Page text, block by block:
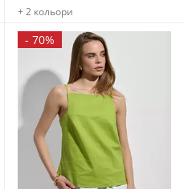
+ 2 кольори
- 70%